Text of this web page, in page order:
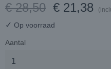
€ 28,50 € 21,38
✓ Op voorraad
Aantal